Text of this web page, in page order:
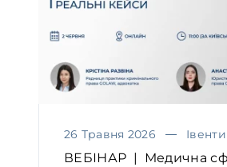
26 Травня 2026 Івенти
ВЕБІНАР | Медична